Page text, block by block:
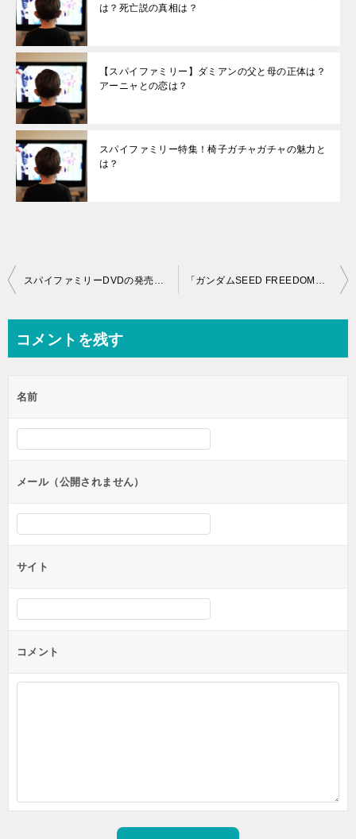
は？死亡説の真相は？
【スパイファミリー】ダミアンの父と母の正体は？
アーニャとの恋は？
スパイファミリー特集！椅子ガチャガチャの魅力と
は？
投
ビ
ー
シ
ョ
ン
コメントを残す
名前
メール（公開されません）
サイト
コメント